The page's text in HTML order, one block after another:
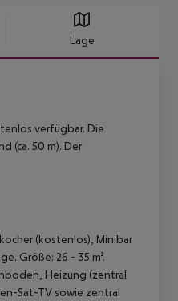
Lage
verfügbar. Die
(ca. 50 m). Der
(kostenlos), Minibar
Größe: 26 - 35 m².
Heizung (zentral
Sat-TV sowie zentral